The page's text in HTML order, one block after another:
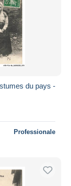
du pays -
Professionale